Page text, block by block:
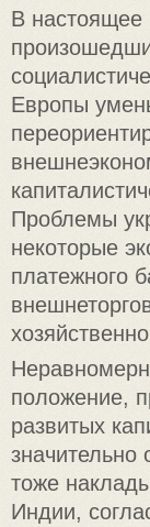
В настоящее
Европы
Проблемы
некоторые
платежного
положение,
развитых
тоже
Индии,